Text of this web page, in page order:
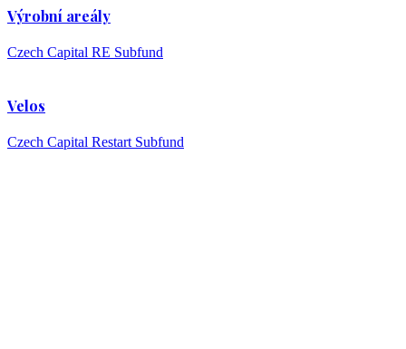
Výrobní areály
Czech Capital RE Subfund
Velos
Czech Capital Restart Subfund